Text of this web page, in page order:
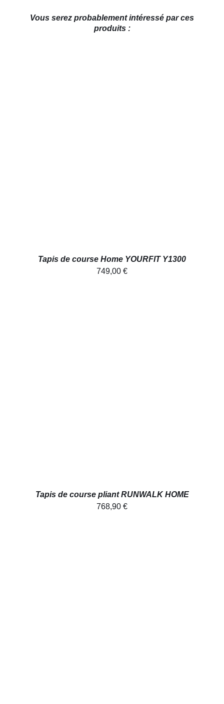
Vous serez probablement intéressé par ces
produits :
Tapis de course Home YOURFIT Y1300
749,00 €
Tapis de course pliant RUNWALK HOME
768,90 €